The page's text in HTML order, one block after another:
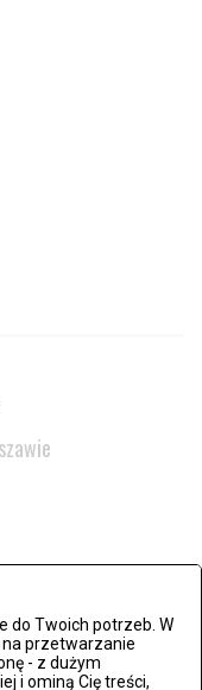
do Twoich potrzeb. W
przetwarzanie
- z dużym
i ominą Cię treści,